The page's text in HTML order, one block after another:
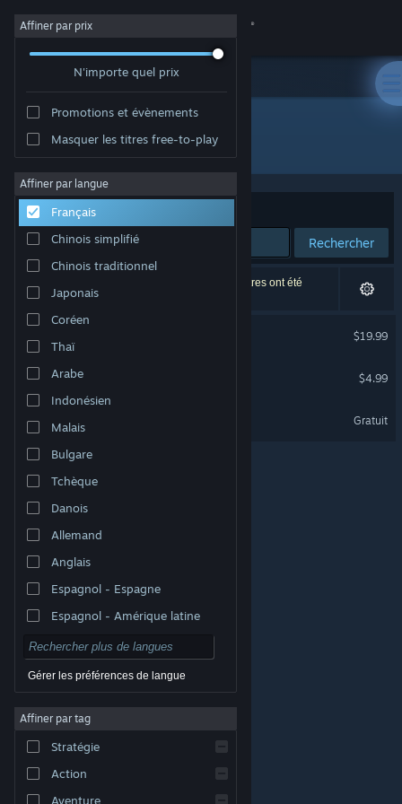
Se connecter
Magasin
À propos
Support
Changer la langue
Télécharger l'application mobile Steam
Voir version ordi. du site
© Valve Corporation. Tous droits réservés. Toutes les
titulaires aux États-Unis et dans d'autres pays.
Accessibilité
Remboursements
Affiner par prix
N'importe quel prix
Promotions et évènements
Masquer les titres free-to-play
Affiner par langue
Français
Chinois simplifié
Chinois traditionnel
Japonais
Coréen
Thaï
Arabe
Indonésien
Malais
Bulgare
Tchèque
Danois
Allemand
Anglais
Espagnol - Espagne
Espagnol - Amérique latine
Gérer les préférences de langue
Affiner par tag
Stratégie
Action
Aventure
Développement : Among Giants
Trier par Pertinence
Rechercher
3 résultats correspondent à votre recherche. 3 titres ont été
exclus selon vos préférences.
$19.99
$4.99
Gratuit